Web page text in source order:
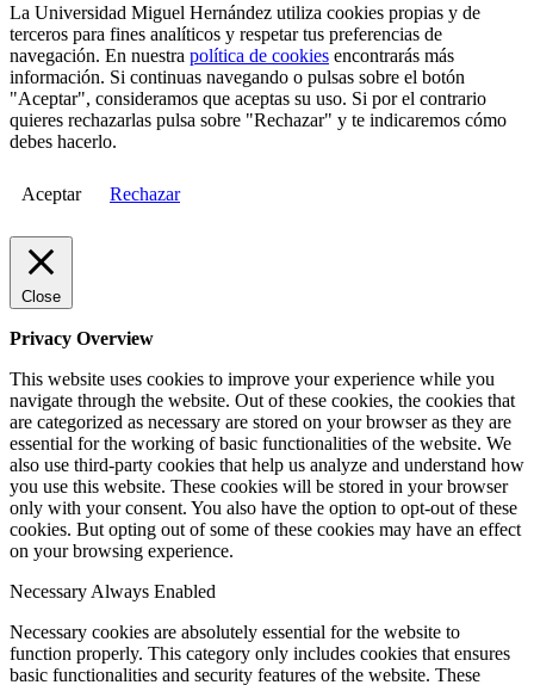
La Universidad Miguel Hernández utiliza cookies propias y de
terceros para fines analíticos y respetar tus preferencias de
navegación. En nuestra política de cookies encontrarás más
información. Si continuas navegando o pulsas sobre el botón
"Aceptar", consideramos que aceptas su uso. Si por el contrario
quieres rechazarlas pulsa sobre "Rechazar" y te indicaremos cómo
debes hacerlo.
Aceptar Rechazar
Close
Privacy Overview
This website uses cookies to improve your experience while you
navigate through the website. Out of these cookies, the cookies that
are categorized as necessary are stored on your browser as they are
essential for the working of basic functionalities of the website. We
also use third-party cookies that help us analyze and understand how
you use this website. These cookies will be stored in your browser
only with your consent. You also have the option to opt-out of these
cookies. But opting out of some of these cookies may have an effect
on your browsing experience.
Necessary Always Enabled
Necessary cookies are absolutely essential for the website to
function properly. This category only includes cookies that ensures
basic functionalities and security features of the website. These